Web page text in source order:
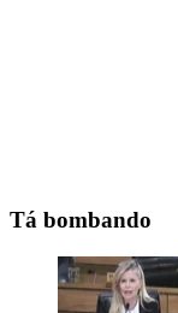
Tá bombando